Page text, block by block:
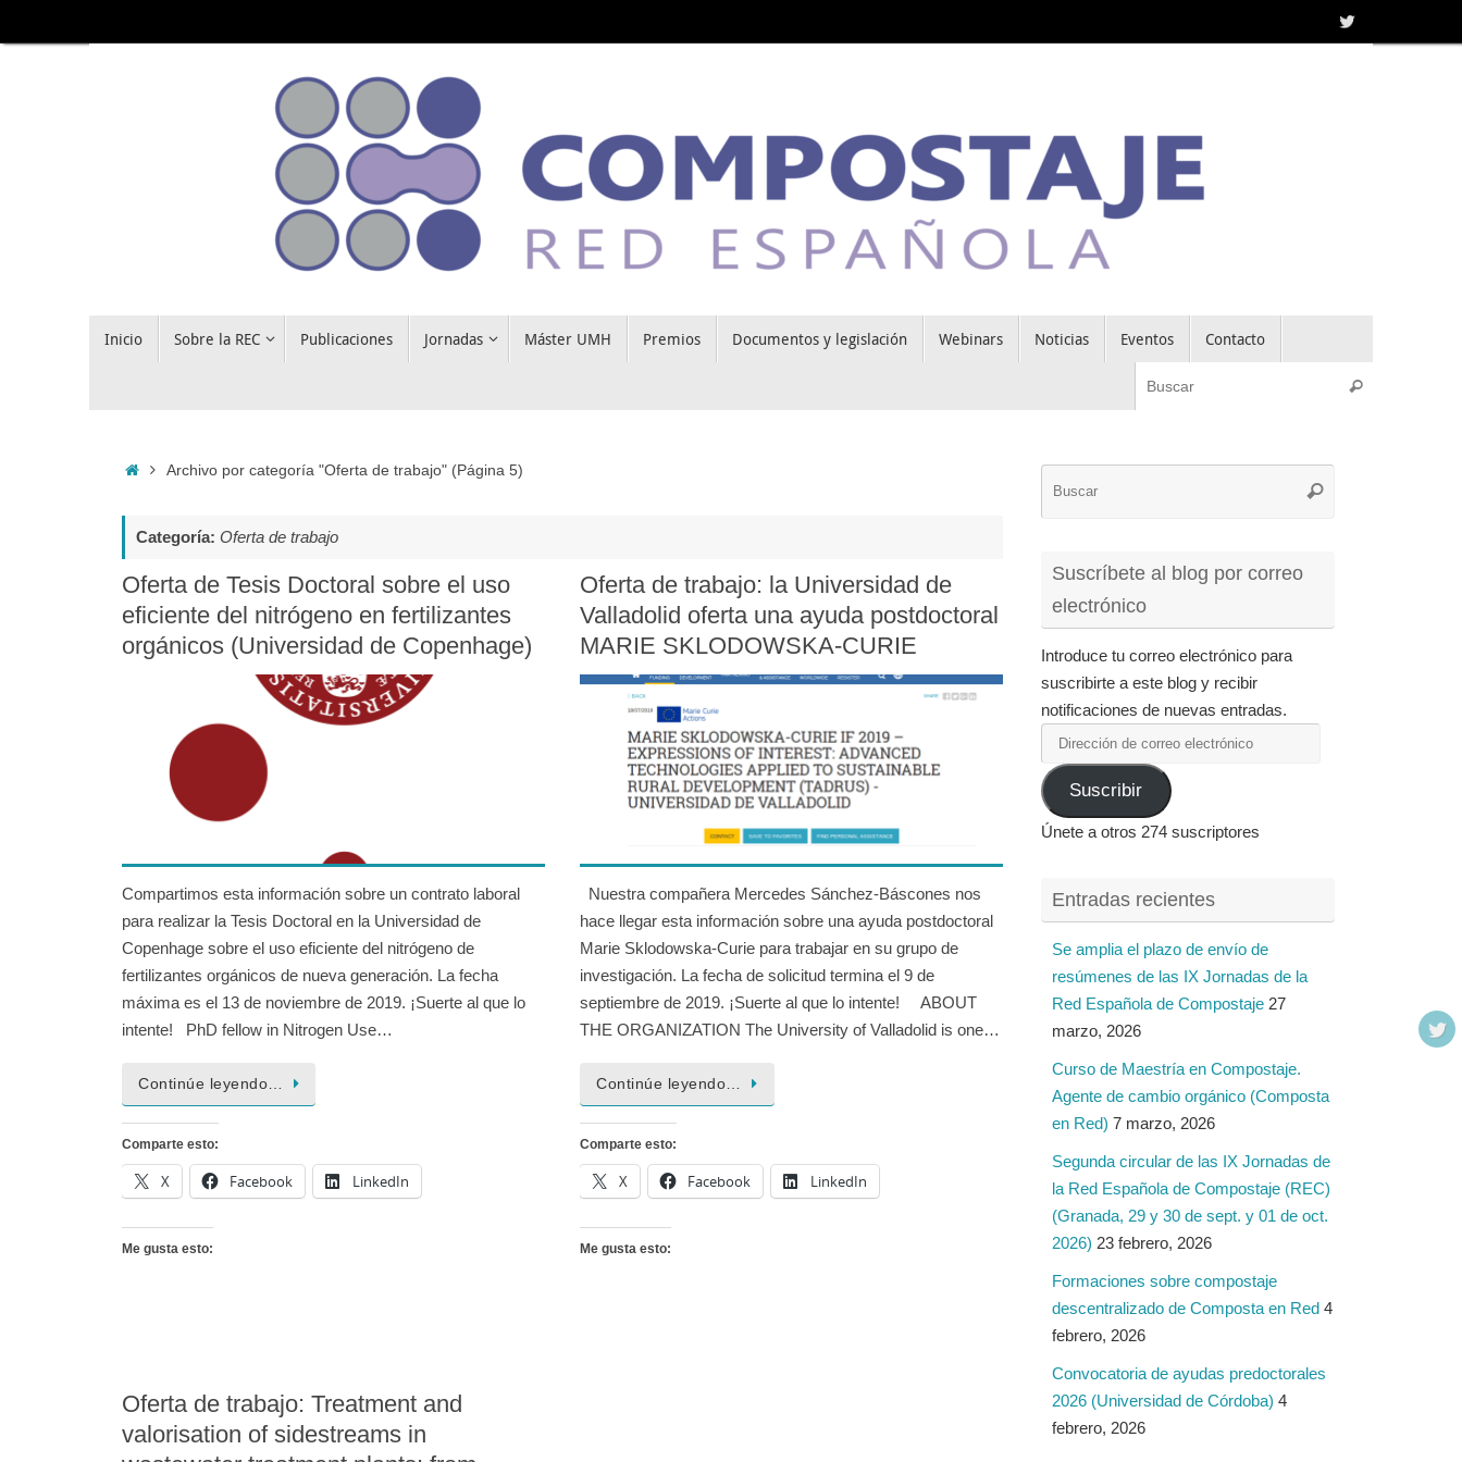
al
Inicio Sobre la REC Publicaciones Jornadas Máster UMH Premios Documentos y legislación Webinars Noticias Eventos Contacto
Buscar
InicioArchivo por categoría "Oferta de trabajo"(Página 5)
Categoría: Oferta de trabajo
Oferta de Tesis Doctoral sobre el uso
eficiente del nitrógeno en fertilizantes
orgánicos (Universidad de Copenhage)
Compartimos esta información sobre un contrato laboral
para realizar la Tesis Doctoral en la Universidad de
Copenhage sobre el uso eficiente del nitrógeno de
fertilizantes orgánicos de nueva generación. La fecha
máxima es el 13 de noviembre de 2019. ¡Suerte al que lo
intente! PhD fellow in Nitrogen Use…
Continúe leyendo…
Comparte esto:
X Facebook LinkedIn
Me gusta esto:
Oferta de trabajo: la Universidad de
Valladolid oferta una ayuda postdoctoral
MARIE SKLODOWSKA-CURIE
Nuestra compañera Mercedes Sánchez-Báscones nos
hace llegar esta información sobre una ayuda postdoctoral
Marie Sklodowska-Curie para trabajar en su grupo de
investigación. La fecha de solicitud termina el 9 de
septiembre de 2019. ¡Suerte al que lo intente! ABOUT
THE ORGANIZATION The University of Valladolid is one…
Continúe leyendo…
Comparte esto:
X Facebook LinkedIn
Me gusta esto:
Oferta de trabajo: Treatment and
valorisation of sidestreams in
Buscar
Suscríbete al blog por correo
electrónico
Introduce tu correo electrónico para
suscribirte a este blog y recibir
notificaciones de nuevas entradas.
Dirección
de
correo
electrónico
Suscribir
Únete a otros 274 suscriptores
Entradas recientes
Se amplia el plazo de envío de
resúmenes de las IX Jornadas de la
Red Española de Compostaje 27
marzo, 2026
Curso de Maestría en Compostaje.
Agente de cambio orgánico (Composta
en Red) 7 marzo, 2026
Segunda circular de las IX Jornadas de
la Red Española de Compostaje (REC)
(Granada, 29 y 30 de sept. y 01 de oct.
2026) 23 febrero, 2026
Formaciones sobre compostaje
descentralizado de Composta en Red 4
febrero, 2026
Convocatoria de ayudas predoctorales
2026 (Universidad de Córdoba) 4
febrero, 2026